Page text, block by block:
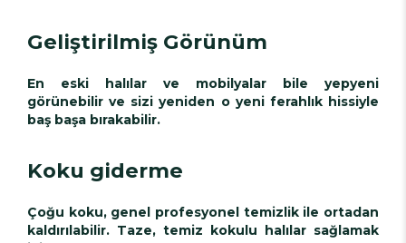
Geliştirilmiş Görünüm
En eski halılar ve mobilyalar bile yepyeni
görünebilir ve sizi yeniden o yeni ferahlık hissiyle
baş başa bırakabilir.
Koku giderme
Çoğu koku, genel profesyonel temizlik ile ortadan
kaldırılabilir. Taze, temiz kokulu halılar sağlamak